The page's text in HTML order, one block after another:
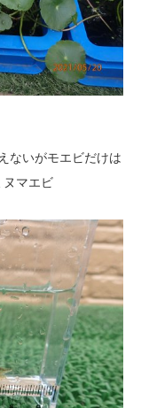
ないがモエビだけは
ヌマエビ